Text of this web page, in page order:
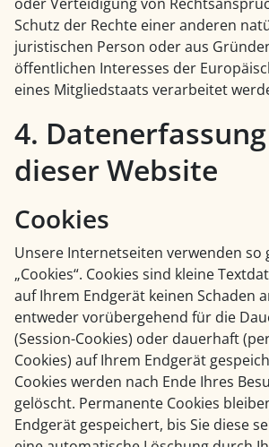
Schutz der Rechte einer anderen
juristischen Person oder aus
öffentlichen Interesses der
eines Mitgliedstaats verarbeitet
4.
dieser Website
Cookies
Unsere Internetseiten verwenden so
„Cookies“. Cookies sind kleine
auf Ihrem Endgerät keinen Schaden
entweder vorübergehend für die
(Session-Cookies) oder dauerhaft
Cookies) auf Ihrem Endgerät
Cookies werden nach Ende Ihres
gelöscht. Permanente Cookies
Endgerät gespeichert, bis Sie diese